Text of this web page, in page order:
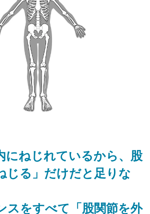
にねじれているから、股
じる」だけだと足りな
スをすべて「股関節を外